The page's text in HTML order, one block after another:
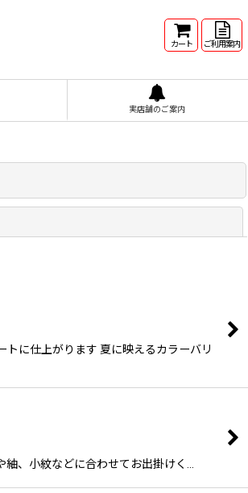
カート ご利用案内
実店舗のご案内
に仕上がります 夏に映えるカラーバリ
、小紋などに合わせてお出掛けく…